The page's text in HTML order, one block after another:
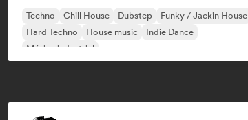
Techno Chill House Dubstep
Funky / Jackin House
Hard Techno
House music
Indie Dance
Música industrial